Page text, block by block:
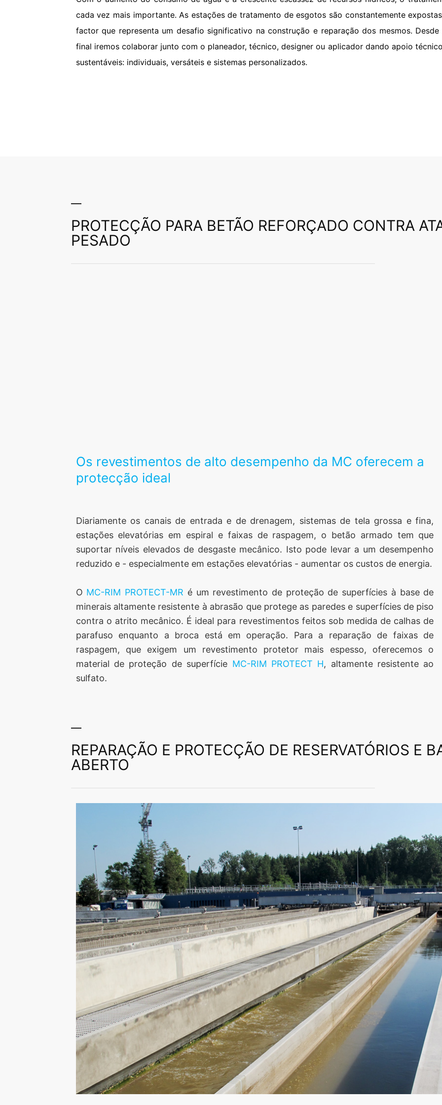
seja em novos projetos de construção ou em reabilitação e no
manuseamento e tratamento de efluentes domésticos ou efluentes
cada vez mais importante. As estações de tratamento de esgotos são constantemente
factor que representa um desafio significativo na construção e reparação dos mesmos.
final iremos colaborar junto com o planeador, técnico, designer ou aplicador dando apoio
sustentáveis: individuais, versáteis e sistemas personalizados.
PROTECÇÃO PARA BETÃO REFORÇADO CONTRA
PESADO
Os revestimentos de alto desempenho da MC oferecem a
protecção ideal
Diariamente os canais de entrada e de drenagem, sistemas de tela grossa e fina,
estações elevatórias em espiral e faixas de raspagem, o betão armado tem que
suportar níveis elevados de desgaste mecânico. Isto pode levar a um desempenho
reduzido e - especialmente em estações elevatórias - aumentar os custos de energia.
O MC-RIM PROTECT-MR é um revestimento de proteção de superfícies à base de
minerais altamente resistente à abrasão que protege as paredes e superfícies de piso
contra o atrito mecânico. É ideal para revestimentos feitos sob medida de calhas de
parafuso enquanto a broca está em operação. Para a reparação de faixas de
raspagem, que exigem um revestimento protetor mais espesso, oferecemos o
material de proteção de superfície MC-RIM PROTECT H, altamente resistente ao
sulfato.
REPARAÇÃO E PROTECÇÃO DE RESERVATÓRIOS E
ABERTO